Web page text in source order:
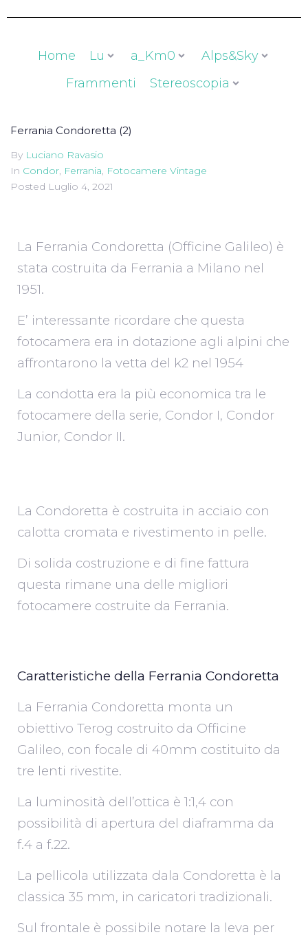
Home Lu a_Km0
Alps&Sky
Frammenti
Stereoscopia
Ferrania Condoretta (2)
By Luciano Ravasio
In Condor, Ferrania, Fotocamere Vintage
Posted Luglio 4, 2021
La Ferrania Condoretta (Officine Galileo) è
stata costruita da Ferrania a Milano nel
1951.
E’ interessante ricordare che questa
fotocamera era in dotazione agli alpini che
affrontarono la vetta del k2 nel 1954
La condotta era la più economica tra le
fotocamere della serie, Condor I, Condor
Junior, Condor II.
La Condoretta è costruita in acciaio con
calotta cromata e rivestimento in pelle.
Di solida costruzione e di fine fattura
questa rimane una delle migliori
fotocamere costruite da Ferrania.
Caratteristiche della Ferrania Condoretta
La Ferrania Condoretta monta un
obiettivo Terog costruito da Officine
Galileo, con focale di 40mm costituito da
tre lenti rivestite.
La luminosità dell’ottica è 1:1,4 con
possibilità di apertura del diaframma da
f.4 a f.22.
La pellicola utilizzata dala Condoretta è la
classica 35 mm, in caricatori tradizionali.
Sul frontale è possibile notare la leva per